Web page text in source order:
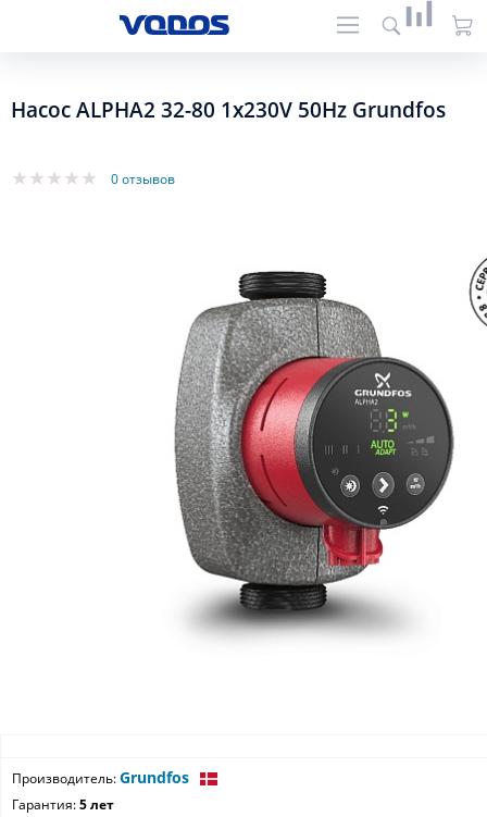
Насос ALPHA2 32-80 1x230V 50Hz Grundfos
0 отзывов
Производитель:Grundfos
Гарантия:5 лет